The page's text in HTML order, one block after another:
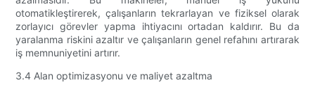
otomatikleştirerek, çalışanların tekrarlayan ve fiziksel olarak
zorlayıcı görevler yapma ihtiyacını ortadan kaldırır. Bu da
yaralanma riskini azaltır ve çalışanların genel refahını artırarak
iş memnuniyetini artırır.
3.4 Alan optimizasyonu ve maliyet azaltma